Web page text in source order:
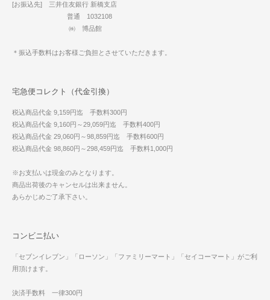
[お振込先] 三井住友銀行 新橋支店
普通 1032108
㈱ 博品館
＊振込手数料はお客様ご負担とさせていただきます。
宅急便コレクト（代金引換）
税込商品代金 9,159円迄 手数料300円
税込商品代金 9,160円～29,059円迄 手数料400円
税込商品代金 29,060円～98,859円迄 手数料600円
税込商品代金 98,860円～298,459円迄 手数料1,000円
※お支払いは現金のみとなります。
商品出荷後のキャンセルは出来ません。
あらかじめご了承下さい。
コンビニ払い
「セブンイレブン」「ローソン」「ファミリーマート」「セイコーマート」がご利
用頂けます。
決済手数料 一律300円